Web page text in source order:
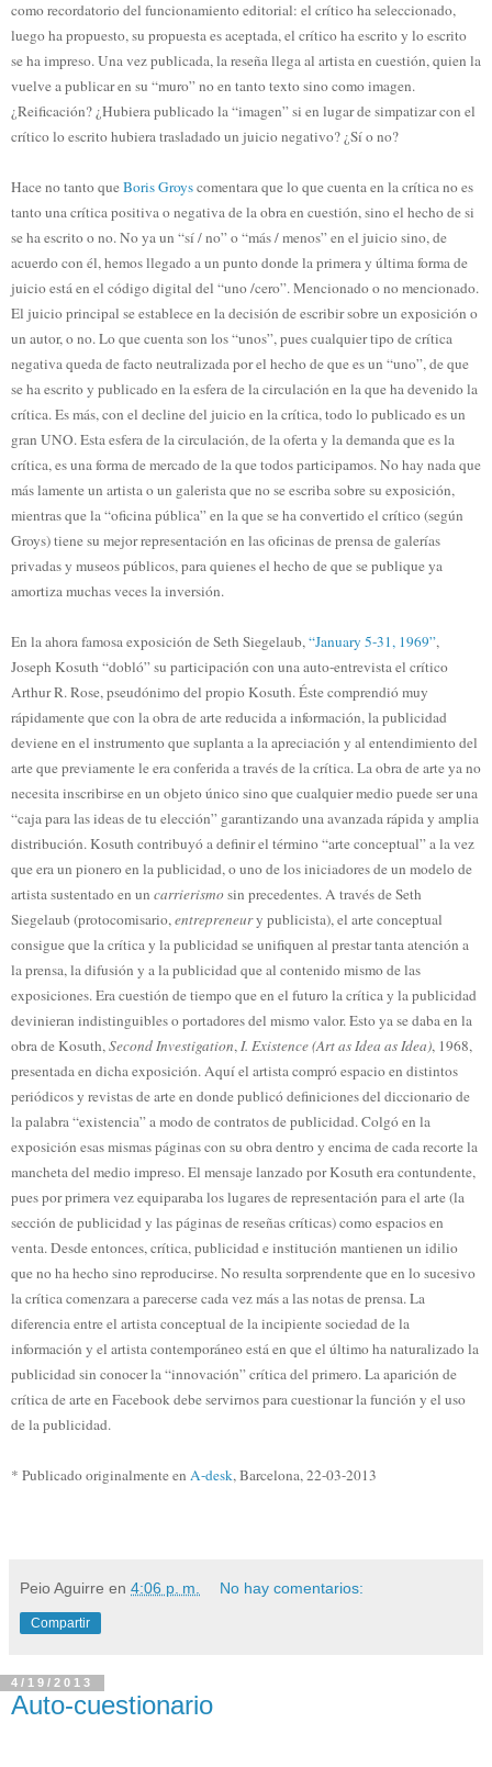
como recordatorio del funcionamiento editorial: el crítico ha seleccionado,
luego ha propuesto, su propuesta es aceptada, el crítico ha escrito y lo escrito
se ha impreso. Una vez publicada, la reseña llega al artista en cuestión, quien la
vuelve a publicar en su “muro” no en tanto texto sino como imagen.
¿Reificación? ¿Hubiera publicado la “imagen” si en lugar de simpatizar con el
crítico lo escrito hubiera trasladado un juicio negativo? ¿Sí o no?
Hace no tanto queBoris Groyscomentara que lo que cuenta en la crítica no es
tanto una crítica positiva o negativa de la obra en cuestión, sino el hecho de si
se ha escrito o no. No ya un “sí / no” o “más / menos” en el juicio sino, de
acuerdo con él, hemos llegado a un punto donde la primera y última forma de
juicio está en el código digital del “uno /cero”. Mencionado o no mencionado.
El juicio principal se establece en la decisión de escribir sobre un exposición o
un autor, o no. Lo que cuenta son los “unos”, pues cualquier tipo de crítica
negativa queda de facto neutralizada por el hecho de que es un “uno”, de que
se ha escrito y publicado en la esfera de la circulación en la que ha devenido la
crítica. Es más, con el decline del juicio en la crítica, todo lo publicado es un
gran UNO. Esta esfera de la circulación, de la oferta y la demanda que es la
crítica, es una forma de mercado de la que todos participamos. No hay nada que
más lamente un artista o un galerista que no se escriba sobre su exposición,
mientras que la “oficina pública” en la que se ha convertido el crítico (según
Groys) tiene su mejor representación en las oficinas de prensa de galerías
privadas y museos públicos, para quienes el hecho de que se publique ya
amortiza muchas veces la inversión.
En la ahora famosa exposición de Seth Siegelaub, “January 5-31, 1969”,
Joseph Kosuth “dobló” su participación con una auto-entrevista el crítico
Arthur R. Rose, pseudónimo del propio Kosuth. Éste comprendió muy
rápidamente que con la obra de arte reducida a información, la publicidad
deviene en el instrumento que suplanta a la apreciación y al entendimiento del
arte que previamente le era conferida a través de la crítica. La obra de arte ya no
necesita inscribirse en un objeto único sino que cualquier medio puede ser una
“caja para las ideas de tu elección” garantizando una avanzada rápida y amplia
distribución. Kosuth contribuyó a definir el término “arte conceptual” a la vez
que era un pionero en la publicidad, o uno de los iniciadores de un modelo de
artista sustentado en un carrierismo sin precedentes. A través de Seth
Siegelaub (protocomisario, entrepreneury publicista), el arte conceptual
consigue que la crítica y la publicidad se unifiquen al prestar tanta atención a
la prensa, la difusión y a la publicidad que al contenido mismo de las
exposiciones. Era cuestión de tiempo que en el futuro la crítica y la publicidad
devinieran indistinguibles o portadores del mismo valor. Esto ya se daba en la
obra de Kosuth, Second Investigation, I. Existence (Art as Idea as Idea), 1968,
presentada en dicha exposición. Aquí el artista compró espacio en distintos
periódicos y revistas de arte en donde publicó definiciones del diccionario de
la palabra “existencia” a modo de contratos de publicidad. Colgó en la
exposición esas mismas páginas con su obra dentro y encima de cada recorte la
mancheta del medio impreso. El mensaje lanzado por Kosuth era contundente,
pues por primera vez equiparaba los lugares de representación para el arte (la
sección de publicidad y las páginas de reseñas críticas) como espacios en
venta. Desde entonces, crítica, publicidad e institución mantienen un idilio
que no ha hecho sino reproducirse. No resulta sorprendente que en lo sucesivo
la crítica comenzara a parecerse cada vez más a las notas de prensa. La
diferencia entre el artista conceptual de la incipiente sociedad de la
información y el artista contemporáneo está en que el último ha naturalizado la
publicidad sin conocer la “innovación” crítica del primero. La aparición de
crítica de arte en Facebook debe servirnos para cuestionar la función y el uso
de la publicidad.
* Publicado originalmente en A-desk, Barcelona, 22-03-2013
Peio Aguirre en 4:06 p. m. No hay comentarios:
Compartir
4/19/2013
Auto-cuestionario